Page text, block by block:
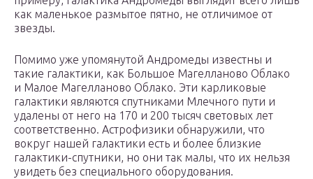
как маленькое размытое пятно, не отличимое от
звезды.
Помимо уже упомянутой Андромеды известны и
такие галактики, как Большое Магелланово Облако
и Малое Магелланово Облако. Эти карликовые
галактики являются спутниками Млечного пути и
удалены от него на 170 и 200 тысяч световых лет
соответственно. Астрофизики обнаружили, что
вокруг нашей галактики есть и более близкие
галактики-спутники, но они так малы, что их нельзя
увидеть без специального оборудования.